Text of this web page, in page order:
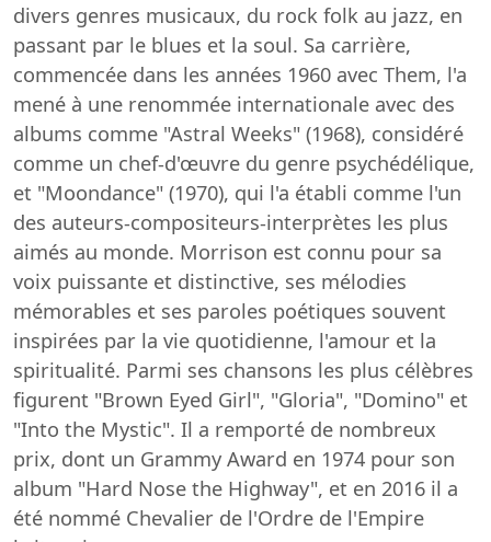
divers genres musicaux, du rock folk au jazz, en
passant par le blues et la soul. Sa carrière,
commencée dans les années 1960 avec Them, l'a
mené à une renommée internationale avec des
albums comme "Astral Weeks" (1968), considéré
comme un chef-d'œuvre du genre psychédélique,
et "Moondance" (1970), qui l'a établi comme l'un
des auteurs-compositeurs-interprètes les plus
aimés au monde. Morrison est connu pour sa
voix puissante et distinctive, ses mélodies
mémorables et ses paroles poétiques souvent
inspirées par la vie quotidienne, l'amour et la
spiritualité. Parmi ses chansons les plus célèbres
figurent "Brown Eyed Girl", "Gloria", "Domino" et
"Into the Mystic". Il a remporté de nombreux
prix, dont un Grammy Award en 1974 pour son
album "Hard Nose the Highway", et en 2016 il a
été nommé Chevalier de l'Ordre de l'Empire